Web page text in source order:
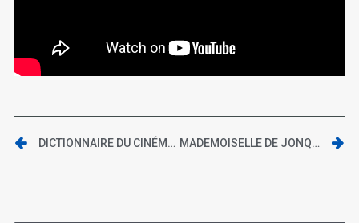
DICTIONNAIRE DU CINÉMA JAPONAIS EN 101 CINÉASTES | ENTRETIEN AVEC PASCAL-ALEX VINCENT MADEMOISELLE DE JONQUIÈRES